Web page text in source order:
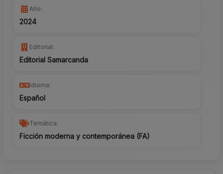
Año:
2024
Editorial:
Editorial Samarcanda
Idioma:
Español
Temática:
Ficción moderna y contemporánea (FA)